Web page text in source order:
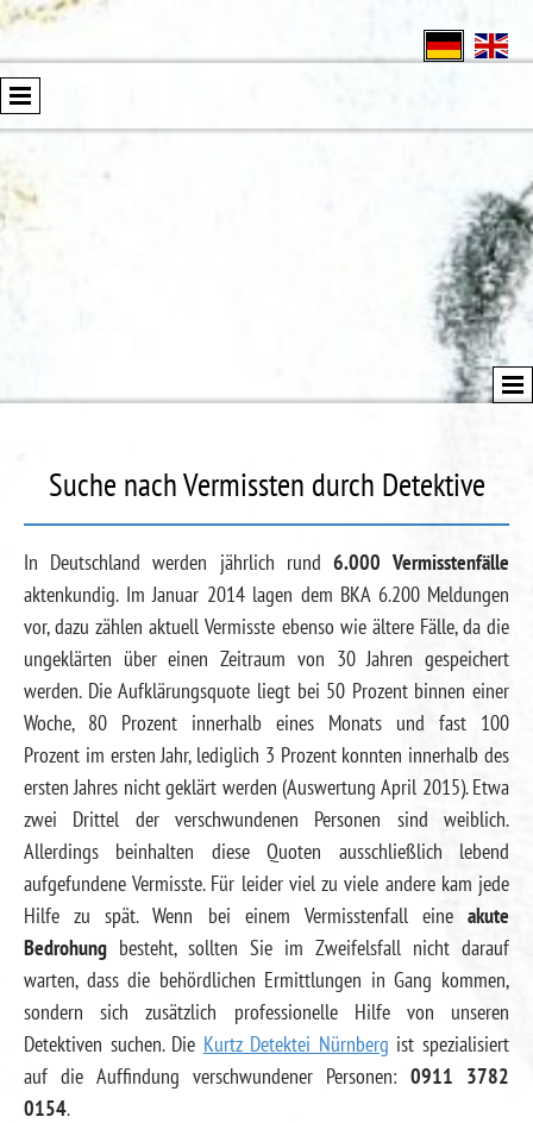
Suche nach Vermissten durch Detektive
In Deutschland werden jährlich rund 6.000 Vermisstenfälle
aktenkundig. Im Januar 2014 lagen dem BKA 6.200 Meldungen
vor, dazu zählen aktuell Vermisste ebenso wie ältere Fälle, da die
ungeklärten über einen Zeitraum von 30 Jahren gespeichert
werden. Die Aufklärungsquote liegt bei 50 Prozent binnen einer
Woche, 80 Prozent innerhalb eines Monats und fast 100
Prozent im ersten Jahr, lediglich 3 Prozent konnten innerhalb des
ersten Jahres nicht geklärt werden (Auswertung April 2015). Etwa
zwei Drittel der verschwundenen Personen sind weiblich.
Allerdings beinhalten diese Quoten ausschließlich lebend
aufgefundene Vermisste. Für leider viel zu viele andere kam jede
Hilfe zu spät. Wenn bei einem Vermisstenfall eine akute
Bedrohung besteht, sollten Sie im Zweifelsfall nicht darauf
warten, dass die behördlichen Ermittlungen in Gang kommen,
sondern sich zusätzlich professionelle Hilfe von unseren
Detektiven suchen. Die Kurtz Detektei Nürnberg ist spezialisiert
auf die Auffindung verschwundener Personen: 0911 3782
0154.